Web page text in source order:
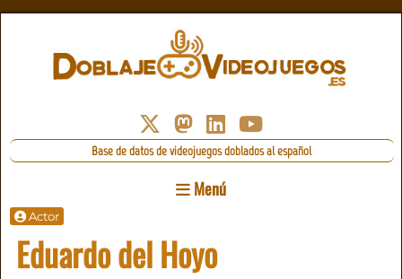
Base de datos de videojuegos doblados al español
Menú
Actor
Eduardo del Hoyo